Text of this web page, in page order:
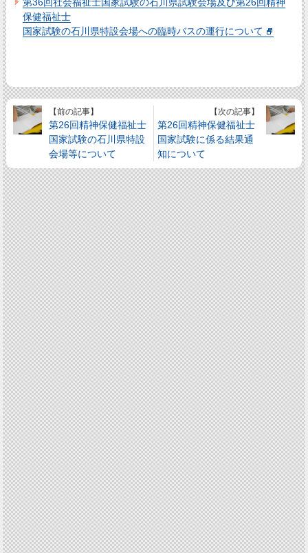
保健福祉士
国家試験の石川県特設会場への臨時バスの運行について
【前の記事】
第26回精神保健福祉士
国家試験の石川県特設
会場等について
【次の記事】
第26回精神保健福祉士
国家試験に係る結果通
知について